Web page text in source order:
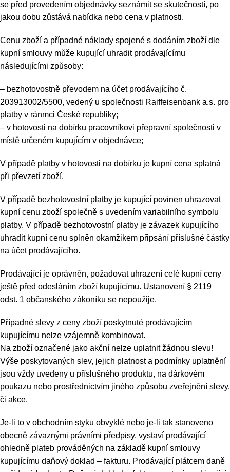
se před provedením objednávky seznámit se skutečností, po
jakou dobu zůstává nabídka nebo cena v platnosti.
Cenu zboží a případné náklady spojené s dodáním zboží dle
kupní smlouvy může kupující uhradit prodávajícímu
následujícími způsoby:
– bezhotovostně převodem na účet prodávajícího č.
203913002/5500, vedený u společnosti Raiffeisenbank a.s. pro
platby v ránmci České republiky;
– v hotovosti na dobírku pracovníkovi přepravní společnosti v
místě určeném kupujícím v objednávce;
V případě platby v hotovosti na dobírku je kupní cena splatná
při převzetí zboží.
V případě bezhotovostní platby je kupující povinen uhrazovat
kupní cenu zboží společně s uvedením variabilního symbolu
platby. V případě bezhotovostní platby je závazek kupujícího
uhradit kupní cenu splněn okamžikem připsání příslušné částky
na účet prodávajícího.
Prodávající je oprávněn, požadovat uhrazení celé kupní ceny
ještě před odesláním zboží kupujícímu. Ustanovení § 2119
odst. 1 občanského zákoníku se nepoužije.
Případné slevy z ceny zboží poskytnuté prodávajícím
kupujícímu nelze vzájemně kombinovat.
Na zboží označené jako akční nelze uplatnit žádnou slevu!
Výše poskytovaných slev, jejich platnost a podmínky uplatnění
jsou vždy uvedeny u příslušného produktu, na dárkovém
poukazu nebo prostřednictvím jiného způsobu zveřejnění slevy,
či akce.
Je-li to v obchodním styku obvyklé nebo je-li tak stanoveno
obecně závaznými právními předpisy, vystaví prodávající
ohledně plateb prováděných na základě kupní smlouvy
kupujícímu daňový doklad – fakturu. Prodávající plátcem daně